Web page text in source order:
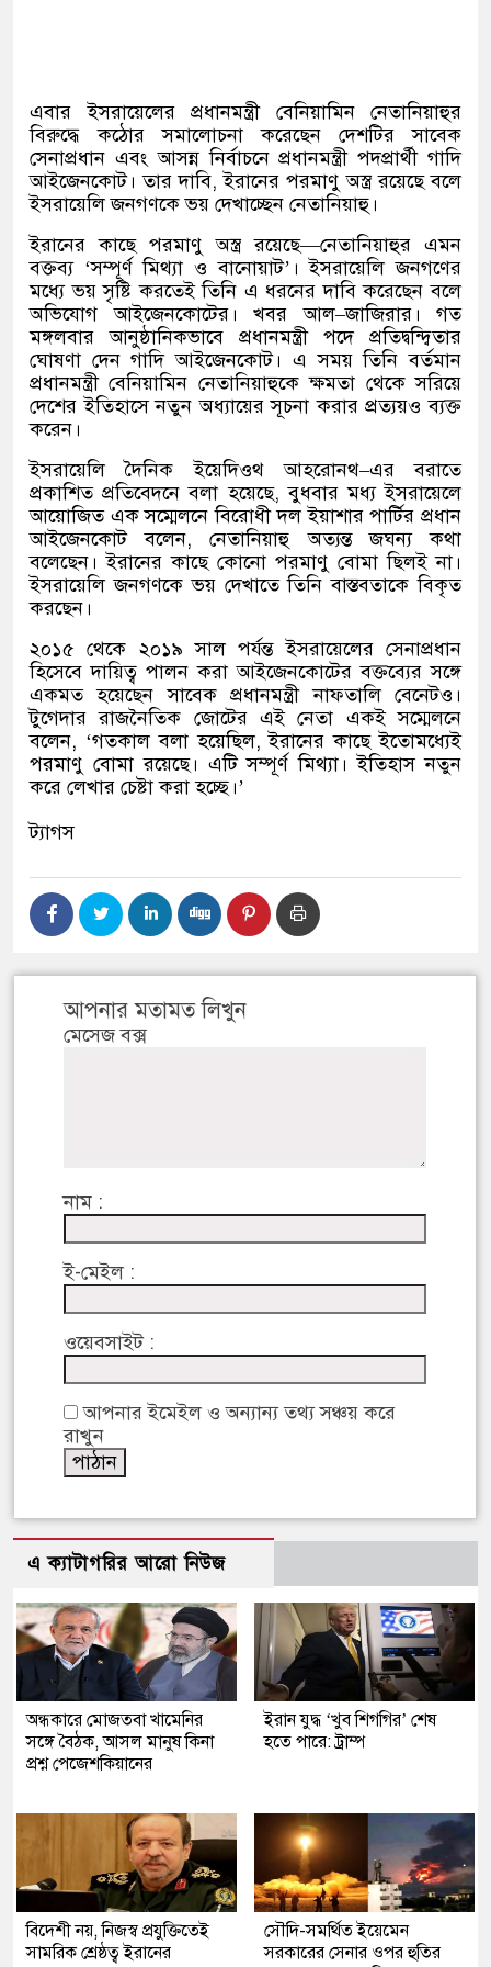
এবার ইসরায়েলের প্রধানমন্ত্রী বেনিয়ামিন নেতানিয়াহুর
বিরুদ্ধে কঠোর সমালোচনা করেছেন দেশটির সাবেক
সেনাপ্রধান এবং আসন্ন নির্বাচনে প্রধানমন্ত্রী পদপ্রার্থী গাদি
আইজেনকোট। তার দাবি,ইরানের পরমাণু অস্ত্র রয়েছে বলে
ইসরায়েলি জনগণকে ভয় দেখাচ্ছেন নেতানিয়াহু।
ইরানের কাছে পরমাণু অস্ত্র রয়েছে—নেতানিয়াহুর এমন
বক্তব্য‘সম্পূর্ণ মিথ্যা ও বানোয়াট’ । ইসরায়েলি জনগণের
মধ্যে ভয় সৃষ্টি করতেই তিনি এ ধরনের দাবি করেছেন বলে
অভিযোগ আইজেনকোটের। খবর আল–জাজিরার। গত
মঙ্গলবার আনুষ্ঠানিকভাবে প্রধানমন্ত্রী পদে প্রতিদ্বন্দ্বিতার
ঘোষণা দেন গাদি আইজেনকোট। এ সময় তিনি বর্তমান
প্রধানমন্ত্রী বেনিয়ামিন নেতানিয়াহুকে ক্ষমতা থেকে সরিয়ে
দেশের ইতিহাসে নতুন অধ্যায়ের সূচনা করার প্রত্যয়ও ব্যক্ত
করেন।
ইসরায়েলি দৈনিক ইয়েদিওথ আহরোনথ–এর বরাতে
প্রকাশিত প্রতিবেদনে বলা হয়েছে,বুধবার মধ্য ইসরায়েলে
আয়োজিত এক সম্মেলনে বিরোধী দল ইয়াশার পার্টির প্রধান
আইজেনকোট বলেন,নেতানিয়াহু অত্যন্ত জঘন্য কথা
বলেছেন। ইরানের কাছে কোনো পরমাণু বোমা ছিলই না।
ইসরায়েলি জনগণকে ভয় দেখাতে তিনি বাস্তবতাকে বিকৃত
করছেন।
২০১৫ থেকে ২০১৯ সাল পর্যন্ত ইসরায়েলের সেনাপ্রধান
হিসেবে দায়িত্ব পালন করা আইজেনকোটের বক্তব্যের সঙ্গে
একমত হয়েছেন সাবেক প্রধানমন্ত্রী নাফতালি বেনেটও।
টুগেদার রাজনৈতিক জোটের এই নেতা একই সম্মেলনে
বলেন, ‘গতকাল বলা হয়েছিল,ইরানের কাছে ইতোমধ্যেই
পরমাণু বোমা রয়েছে। এটি সম্পূর্ণ মিথ্যা। ইতিহাস নতুন
করে লেখার চেষ্টা করা হচ্ছে।’
ট্যাগস
আপনার মতামত লিখুন
মেসেজ বক্স
নাম :
ই-মেইল :
ওয়েবসাইট :
আপনার ইমেইল ও অন্যান্য তথ্য সঞ্চয় করে
রাখুন
এ ক্যাটাগরির আরো নিউজ
অন্ধকারে মোজতবা খামেনির
সঙ্গে বৈঠক, আসল মানুষ কিনা
প্রশ্ন পেজেশকিয়ানের
ইরান যুদ্ধ ‘খুব শিগগির’ শেষ
হতে পারে: ট্রাম্প
বিদেশী নয়, নিজস্ব প্রযুক্তিতেই
সামরিক শ্রেষ্ঠত্ব ইরানের
সৌদি-সমর্থিত ইয়েমেন
সরকারের সেনার ওপর হুতির